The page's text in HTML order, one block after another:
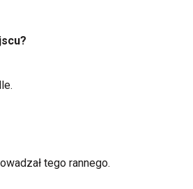
tego rannego.